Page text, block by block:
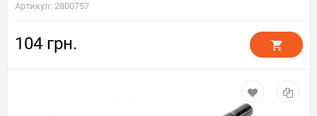
Артикул: 2800757
104 грн.